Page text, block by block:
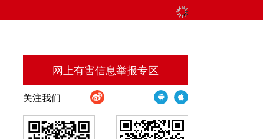
网上有害信息举报专区
关注我们